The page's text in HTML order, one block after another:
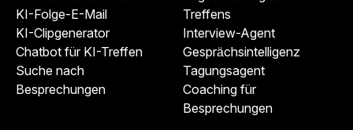
KI-Folge-E-Mail
KI-Clipgenerator
Chatbot für KI-Treffen
Suche nach
Besprechungen
Treffens
Interview-Agent
Gesprächsintelligenz
Tagungsagent
Coaching für
Besprechungen